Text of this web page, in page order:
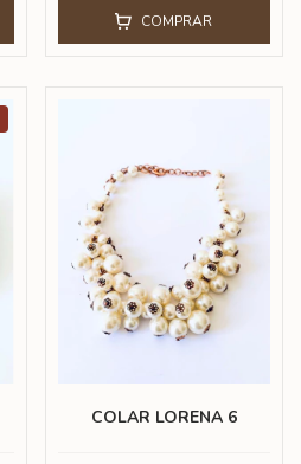
COMPRAR
COLAR LORENA 6